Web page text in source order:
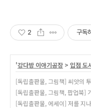
2 구독
'강다방 이야기공장 > 입점 도
[독립출판물, 그림책] 씨앗의
[독립출판물, 그림책, 팝업북]
[독립출판물, 에세이] 저를 지